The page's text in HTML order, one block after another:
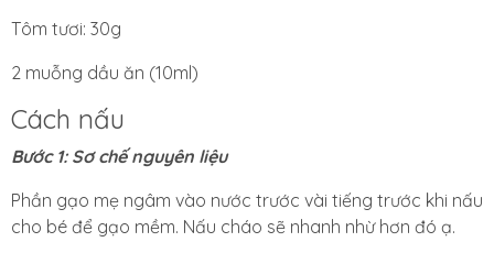
Tôm tươi: 30g
2 muỗng dầu ăn (10ml)
Cách nấu
Bước 1: Sơ chế nguyên liệu
Phần gạo mẹ ngâm vào nước trước vài tiếng trước khi nấu
cho bé để gạo mềm. Nấu cháo sẽ nhanh nhừ hơn đó ạ.